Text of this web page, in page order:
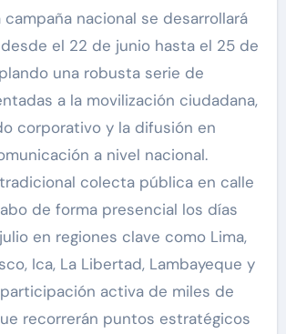
nacional se desarrollará
el 22 de junio hasta el 25 de
una robusta serie de
a la movilización ciudadana,
corporativo y la difusión en
a nivel nacional.
colecta pública en calle
de forma presencial los días
julio en regiones clave como Lima,
Ica, La Libertad, Lambayeque y
activa de miles de
recorrerán puntos estratégicos